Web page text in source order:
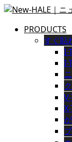
PRODUCTS
すぐ貼
I-
I-